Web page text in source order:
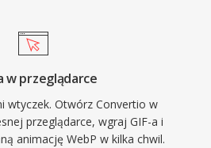
w przeglądarce
wtyczek. Otwórz Convertio w
przeglądarce, wgraj GIF-a i
animację WebP w kilka chwil.